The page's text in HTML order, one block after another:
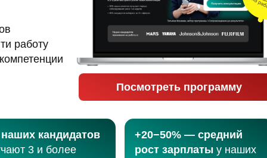
+20−50% — средний
рост зарплаты у наших
наших кандидатов
3 и более
работу
Посмотреть программу